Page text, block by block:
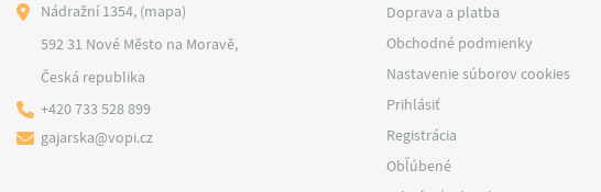
Nádražní 1354, (mapa)
592 31 Nové Město na Moravě,
Česká republika
+420 733 528 899
gajarska@vopi.cz
Doprava a platba
Obchodné podmienky
Nastavenie súborov cookies
Prihlásiť
Registrácia
Obľúbené